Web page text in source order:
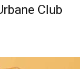
Club